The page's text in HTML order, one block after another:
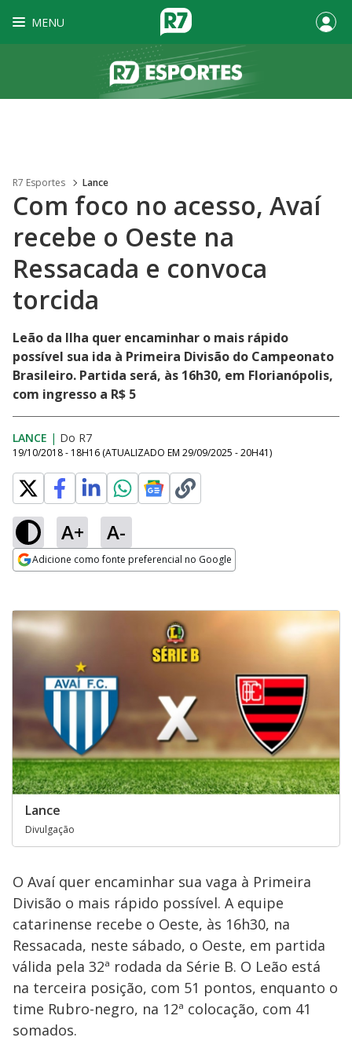
MENU
R7 Esportes Lance
Com foco no acesso, Avaí
recebe o Oeste na
Ressacada e convoca
torcida
Leão da Ilha quer encaminhar o mais rápido
possível sua ida à Primeira Divisão do Campeonato
Brasileiro. Partida será, às 16h30, em Florianópolis,
com ingresso a R$ 5
LANCE | Do R7
19/10/2018 - 18H16 (ATUALIZADO EM 29/09/2025 - 20H41)
A+ A-
Adicione como fonte preferencial no Google
Lance
Divulgação
O Avaí quer encaminhar sua vaga à Primeira
Divisão o mais rápido possível. A equipe
catarinense recebe o Oeste, às 16h30, na
Ressacada, neste sábado, o Oeste, em partida
válida pela 32ª rodada da Série B. O Leão está
na terceira posição, com 51 pontos, enquanto o
time Rubro-negro, na 12ª colocação, com 41
somados.